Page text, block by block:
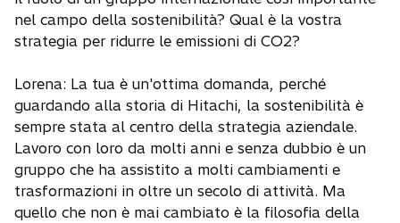
nel campo della sostenibilità? Qual è la vostra
strategia per ridurre le emissioni di CO2?
Lorena: La tua è un'ottima domanda, perché
guardando alla storia di Hitachi, la sostenibilità è
sempre stata al centro della strategia aziendale.
Lavoro con loro da molti anni e senza dubbio è un
gruppo che ha assistito a molti cambiamenti e
trasformazioni in oltre un secolo di attività. Ma
quello che non è mai cambiato è la filosofia della